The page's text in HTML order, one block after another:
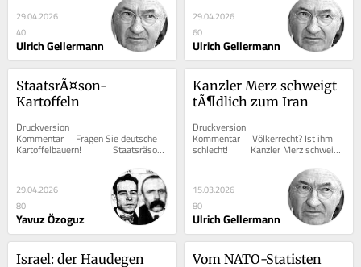
29.04.2026
40
Ulrich Gellermann
29.04.2026
60
Ulrich Gellermann
StaatsrÃ¤son-
Kartoffeln
Druckversion
Kommentar     Fragen Sie deutsche
Kartoffelbauern!      	Staatsräson-
29.04.2026
80
Yavuz Özoguz
Kanzler Merz schweigt
tÃ¶dlich zum Iran
Druckversion
Kommentar     Völkerrecht? Ist ihm
schlecht!      	Kanzler Merz schweigt
15.03.2026
80
Ulrich Gellermann
Israel: der Haudegen
Vom NATO-Statisten